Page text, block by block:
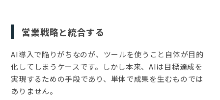
営業戦略と統合する
AI導入で陥りがちなのが、ツールを使うこと自体が目的
化してしまうケースです。しかし本来、AIは目標達成を
実現するための手段であり、単体で成果を生むものでは
ありません。